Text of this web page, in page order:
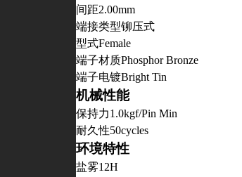
间距2.00mm
端接类型铆压式
型式Female
端子材质Phosphor Bronze
端子电镀Bright Tin
机械性能
保持力1.0kgf/Pin Min
耐久性50cycles
环境特性
盐雾12H